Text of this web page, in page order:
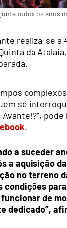
todos os anos
realiza-se a
da
se
Avante!?”,
.
a suceder
a aquisição
no terreno
condições
de
dedicado”,